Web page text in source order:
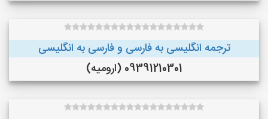
ترجمه انگلیسی به فارسی و فارسی به انگلیسی
09391210301 (ارومیه)